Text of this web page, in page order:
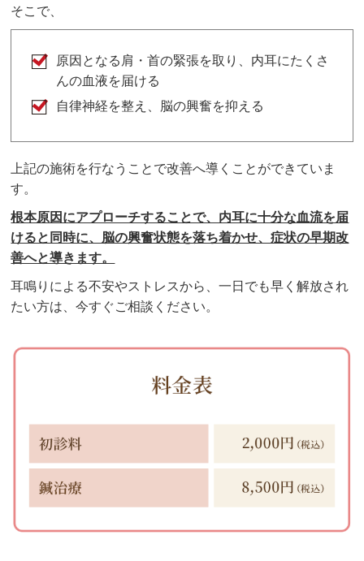
そこで、
原因となる肩・首の緊張を取り、内耳にたくさ
んの血液を届ける
自律神経を整え、脳の興奮を抑える
上記の施術を行なうことで改善へ導くことができていま
す。
根本原因にアプローチすることで、内耳に十分な血流を届
けると同時に、脳の興奮状態を落ち着かせ、症状の早期改
善へと導きます。
耳鳴りによる不安やストレスから、一日でも早く解放され
たい方は、今すぐご相談ください。